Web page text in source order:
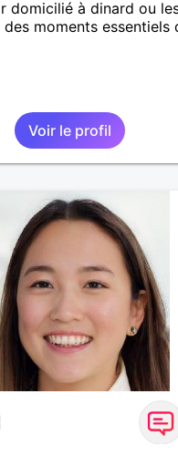
domicilié à dinard ou
moments essentiels
Voir le profil